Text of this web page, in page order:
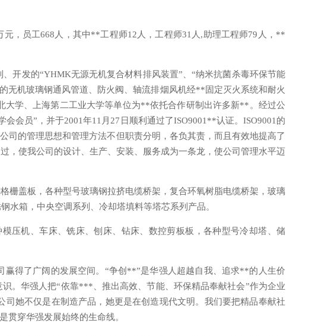
，员工668人，其中**工程师12人，工程师31人,助理工程师79人，**
发的“YHMK无源无机复合材料排风装置”、“纳米抗菌杀毒环保节能
机玻璃钢通风管道、防火阀、轴流排烟风机经**固定灭火系统和耐火
学、上海第二工业大学等单位为**依托合作研制出许多新**。经过公
会员”，并于2001年11月27日顺利通过了ISO9001**认证。ISO9001的
的管理思想和管理方法不但职责分明，各负其责，而且有效地提高了
使我公司的设计、生产、安装、服务成为一条龙，使公司管理水平迈
盖板，各种型号玻璃钢拉挤电缆桥架，复合环氧树脂电缆桥架，玻璃
水箱，中央空调系列、冷却塔填料等塔芯系列产品。
机、车床、铣床、刨床、钻床、数控剪板板，各种型号冷却塔、储
得了广阔的发展空间。“争创**”是华强人超越自我、追求**的人生价
。华强人把“依靠***、推出高效、节能、环保精品奉献社会”作为企业
她不仅是在制造产品，她更是在创造现代文明。我们要把精品奉献社
贯穿华强发展始终的生命线。